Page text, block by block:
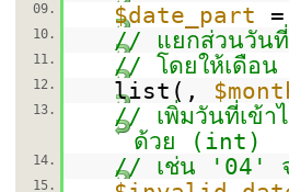
09. $date_part
10. // แยกส่วนวันที่
11. // โดยให้เดือน
12. list(,
13.
// เพิ่มวันที่เข้า
ด้วย (int)
14. // เช่น '04' จ
15.